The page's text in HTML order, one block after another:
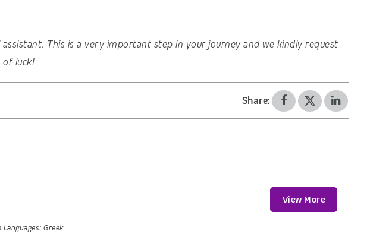
This is a very important step in your journey and we kindly request
of luck!
Share:
Languages: Greek
View More